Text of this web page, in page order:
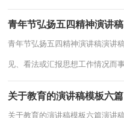
青年节弘扬五四精神演讲稿
青年节弘扬五四精神演讲稿演讲
见、看法或汇报思想工作情况而
关于教育的演讲稿模板六篇
关于教育的演讲稿模板六篇演讲